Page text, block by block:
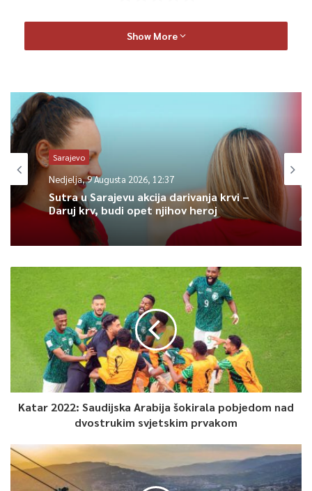
Show More
Sarajevo
Nedjelja, 9 Augusta 2026, 12:37
Sutra u Sarajevu akcija darivanja krvi –
Daruj krv, budi opet njihov heroj
Katar 2022: Saudijska Arabija šokirala pobjedom nad
dvostrukim svjetskim prvakom